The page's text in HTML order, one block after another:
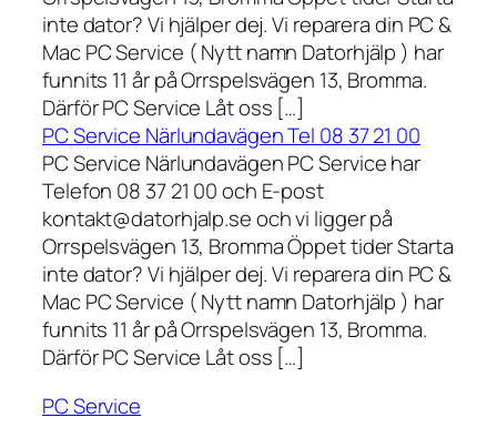
inte dator? Vi hjälper dej. Vi reparera din PC &
Mac PC Service ( Nytt namn Datorhjälp ) har
funnits 11 år på Orrspelsvägen 13, Bromma.
Därför PC Service Låt oss […]
PC Service Närlundavägen Tel 08 37 21 00
PC Service Närlundavägen PC Service har
Telefon 08 37 21 00 och E-post
kontakt@datorhjalp.se och vi ligger på
Orrspelsvägen 13, Bromma Öppet tider Starta
inte dator? Vi hjälper dej. Vi reparera din PC &
Mac PC Service ( Nytt namn Datorhjälp ) har
funnits 11 år på Orrspelsvägen 13, Bromma.
Därför PC Service Låt oss […]
PC Service